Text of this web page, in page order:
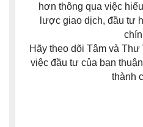
hơn thông qua việc
lược giao dịch, đầu tư
Hãy theo dõi Tâm và
việc đầu tư của bạn
thành